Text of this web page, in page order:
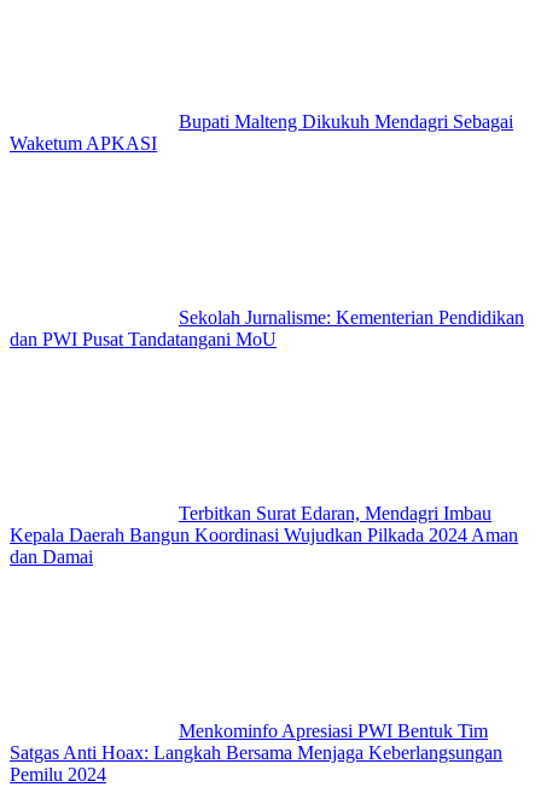
Bupati Malteng Dikukuh Mendagri Sebagai
Waketum APKASI
Sekolah Jurnalisme: Kementerian Pendidikan
dan PWI Pusat Tandatangani MoU
Terbitkan Surat Edaran, Mendagri Imbau
Kepala Daerah Bangun Koordinasi Wujudkan Pilkada 2024 Aman
dan Damai
Menkominfo Apresiasi PWI Bentuk Tim
Satgas Anti Hoax: Langkah Bersama Menjaga Keberlangsungan
Pemilu 2024